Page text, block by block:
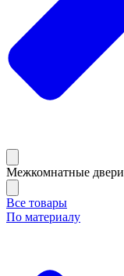
Межкомнатные двери
Все товары
По материалу